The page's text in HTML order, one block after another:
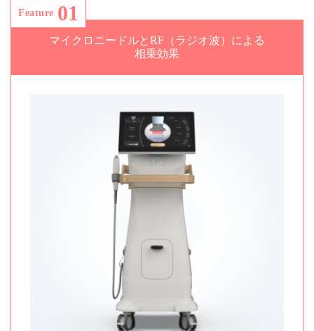
Feature 01
マイクロニードルとRF（ラジオ波）による
相乗効果